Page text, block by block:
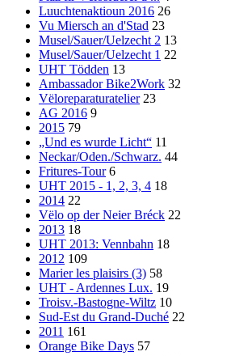
Luuchtenaktioun 2016 26
Vu Miersch an d'Stad 23
Musel/Sauer/Uelzecht 2 13
Musel/Sauer/Uelzecht 1 22
UHT Tödden 13
Ambassador Bike2Work 32
Vëloreparaturatelier 23
AG 2016 9
2015 79
„Und es wurde Licht“ 11
Neckar/Oden./Schwarz. 44
Fritures-Tour 6
UHT 2015 - 1, 2, 3, 4 18
2014 22
Vëlo op der Neier Bréck 22
2013 18
UHT 2013: Vennbahn 18
2012 109
Marier les plaisirs (3) 58
UHT - Ardennes Lux. 19
Troisv.-Bastogne-Wiltz 10
Sud-Est du Grand-Duché 22
2011 161
Orange Bike Days 57